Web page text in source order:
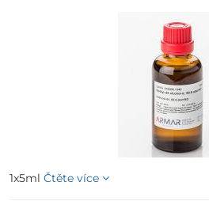
1x5ml Čtěte více